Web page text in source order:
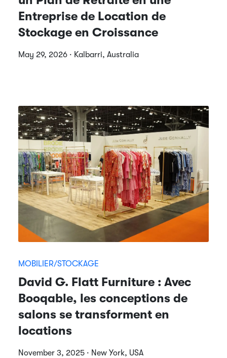
Entreprise de Location de
Stockage en Croissance
May 29, 2026 · Kalbarri, Australia
MOBILIER/STOCKAGE
David G. Flatt Furniture : Avec
Booqable, les conceptions de
salons se transforment en
locations
November 3, 2025 · New York, USA